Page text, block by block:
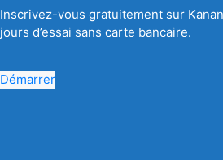
Inscrivez-vous gratuitement sur
jours d’essai sans carte bancaire.
Démarrer